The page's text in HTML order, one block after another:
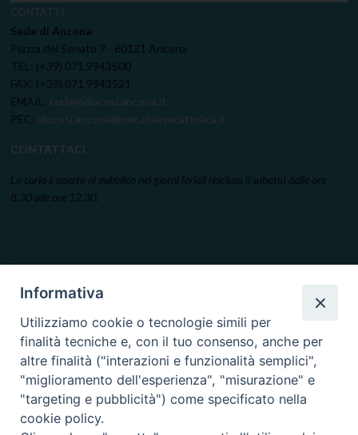
CONTATTI
Sede di Ancona
Piazza del Senato 7 - 60121 Ancona
TEL: (+39) 071.9943500
FAX: (+39) 071.9943521
EMAIL: curia@diocesi.ancona.it
PEC: diocesi.ancona@pec.chiesacattolica.it
CONTATTACI
La curia è aperta al pubblico nei giorni feriali (escluso il sabato) dalle ore
8.30 alle ore 12.30.
Informativa
Utilizziamo cookie o tecnologie simili per
finalità tecniche e, con il tuo consenso, anche per
altre finalità ("interazioni e funzionalità semplici",
"miglioramento dell'esperienza", "misurazione" e
"targeting e pubblicità") come specificato nella
cookie policy.